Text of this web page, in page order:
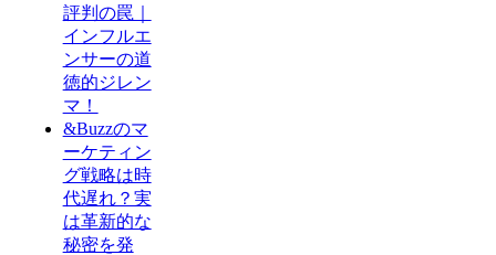
評判の罠｜
インフルエ
ンサーの道
徳的ジレン
マ！
&Buzzのマ
ーケティン
グ戦略は時
代遅れ？実
は革新的な
秘密を発